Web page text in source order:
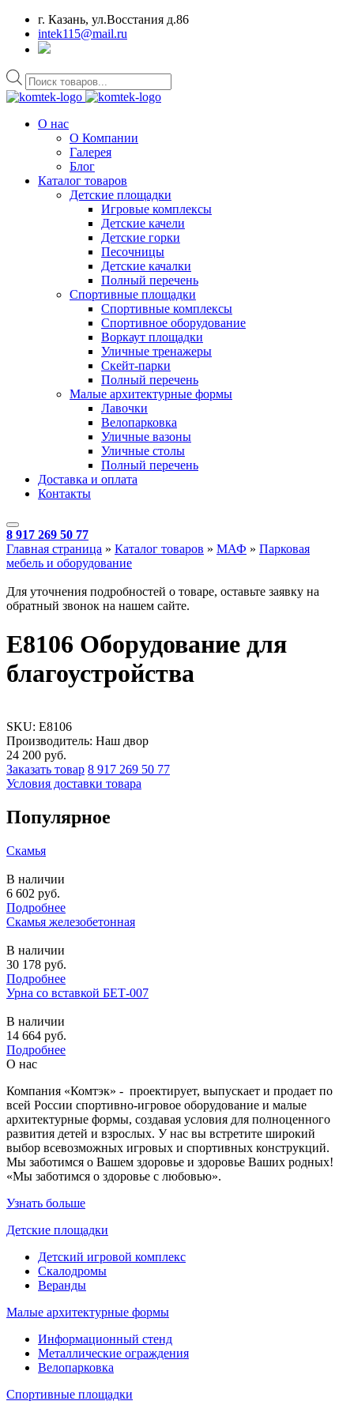
г. Казань, ул.Восстания д.86
intek115@mail.ru
Поиск
товаров
О нас
О Компании
Галерея
Блог
Каталог товаров
Детские площадки
Игровые комплексы
Детские качели
Детские горки
Песочницы
Детские качалки
Полный перечень
Спортивные площадки
Спортивные комплексы
Спортивное оборудование
Воркаут площадки
Уличные тренажеры
Скейт-парки
Полный перечень
Малые архитектурные формы
Лавочки
Велопарковка
Уличные вазоны
Уличные столы
Полный перечень
Доставка и оплата
Контакты
8 917 269 50 77
Главная страница » Каталог товаров » МАФ » Парковая
мебель и оборудование
Для уточнения подробностей о товаре, оставьте заявку на
обратный звонок на нашем сайте.
E8106 Оборудование для
благоустройства
SKU: E8106
Производитель: Наш двор
24 200 руб.
Заказать товар 8 917 269 50 77
Условия доставки товара
Популярное
Скамья
В наличии
6 602 руб.
Подробнее
Скамья железобетонная
В наличии
30 178 руб.
Подробнее
Урна со вставкой БЕТ-007
В наличии
14 664 руб.
Подробнее
О нас
Компания «Комтэк» - проектирует, выпускает и продает по
всей России спортивно-игровое оборудование и малые
архитектурные формы, создавая условия для полноценного
развития детей и взрослых. У нас вы встретите широкий
выбор всевозможных игровых и спортивных конструкций.
Мы заботимся о Вашем здоровье и здоровье Ваших родных!
«Мы заботимся о здоровье с любовью».
Узнать больше
Детские площадки
Детский игровой комплекс
Скалодромы
Веранды
Малые архитектурные формы
Информационный стенд
Металлические ограждения
Велопарковка
Спортивные площадки